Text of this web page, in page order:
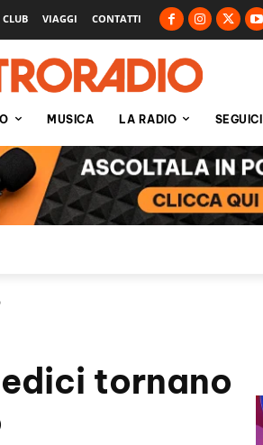
VIAGGI CONTATTI
MUSICA LA RADIO SEGUICI
tornano